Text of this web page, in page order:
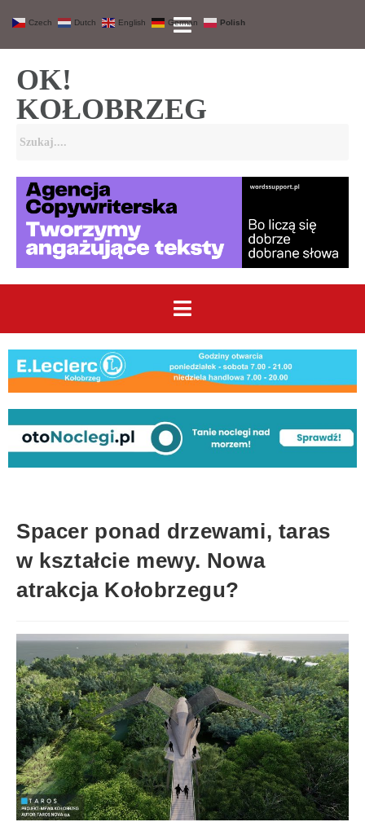
OK!
KOŁOBRZEG
Spacer ponad drzewami, taras
w kształcie mewy. Nowa
atrakcja Kołobrzegu?
Czech Dutch English German Polish